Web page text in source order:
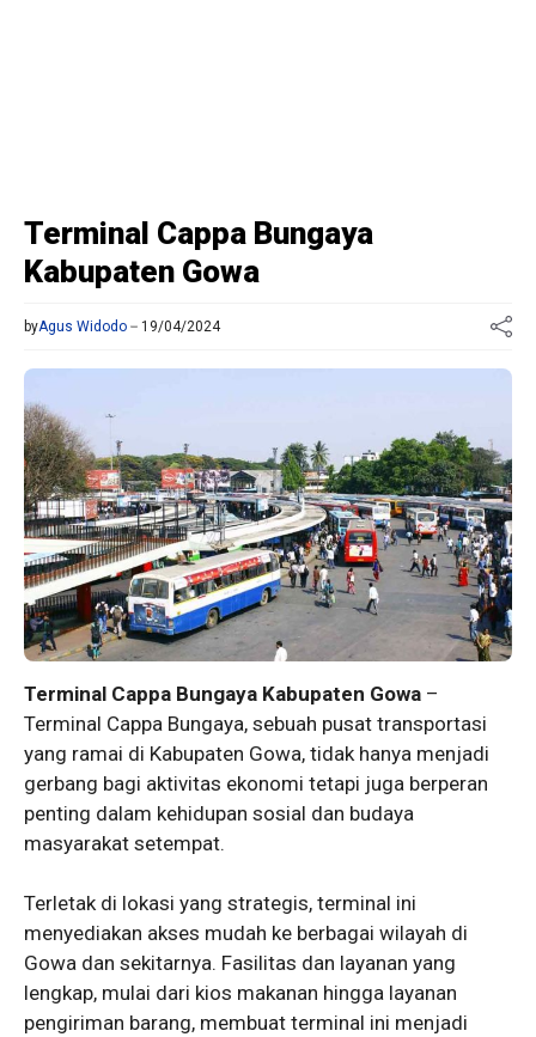
Terminal Cappa Bungaya
Kabupaten Gowa
byAgus Widodo 19/04/2024
Terminal Cappa Bungaya Kabupaten Gowa –
Terminal Cappa Bungaya, sebuah pusat transportasi
yang ramai di Kabupaten Gowa, tidak hanya menjadi
gerbang bagi aktivitas ekonomi tetapi juga berperan
penting dalam kehidupan sosial dan budaya
masyarakat setempat.
Terletak di lokasi yang strategis, terminal ini
menyediakan akses mudah ke berbagai wilayah di
Gowa dan sekitarnya. Fasilitas dan layanan yang
lengkap, mulai dari kios makanan hingga layanan
pengiriman barang, membuat terminal ini menjadi